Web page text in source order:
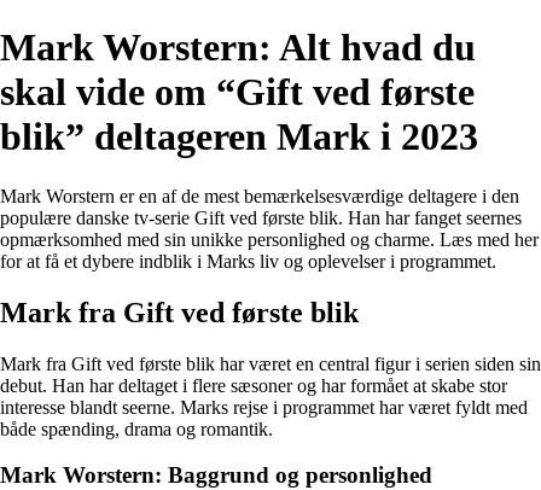
Mark Worstern: Alt hvad du
skal vide om “Gift ved første
blik” deltageren Mark i 2023
Mark Worstern er en af de mest bemærkelsesværdige deltagere i den
populære danske tv-serie Gift ved første blik. Han har fanget seernes
opmærksomhed med sin unikke personlighed og charme. Læs med her
for at få et dybere indblik i Marks liv og oplevelser i programmet.
Mark fra Gift ved første blik
Mark fra Gift ved første blik har været en central figur i serien siden sin
debut. Han har deltaget i flere sæsoner og har formået at skabe stor
interesse blandt seerne. Marks rejse i programmet har været fyldt med
både spænding, drama og romantik.
Mark Worstern: Baggrund og personlighed